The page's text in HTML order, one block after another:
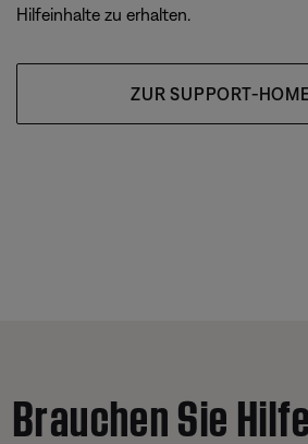
Hilfeinhalte zu erhalten.
ZUR SUPPORT-
Brauchen Sie